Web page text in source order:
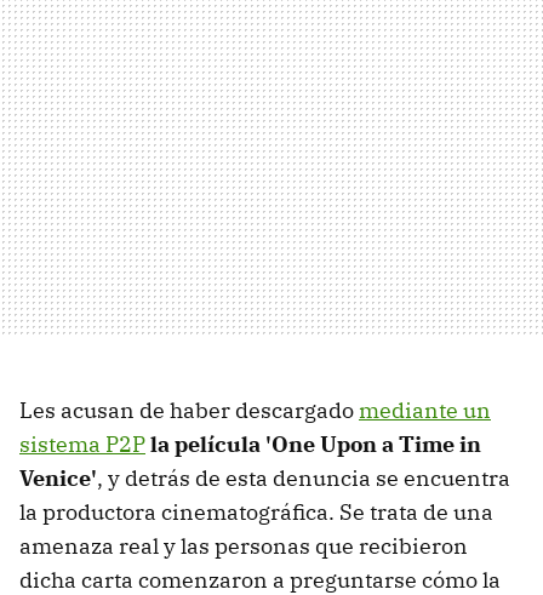
Les acusan de haber descargadomediante un
sistema P2Pla película 'One Upon a Time in
Venice', y detrás de esta denuncia se encuentra
la productora cinematográfica. Se trata de una
amenaza real y las personas que recibieron
dicha carta comenzaron a preguntarse cómo la